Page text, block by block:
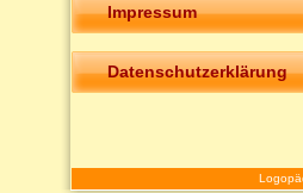
Impressum
Datenschutzerklärung